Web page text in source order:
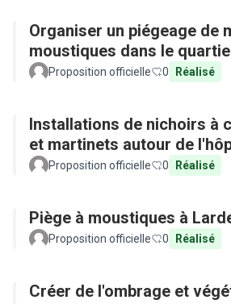
Organiser un piégeage de
moustiques dans le
Proposition officielle 0 Réalisé
Installations de nichoirs à
et martinets autour de
Proposition officielle 0 Réalisé
Piège à moustiques à
Proposition officielle 0 Réalisé
Créer de l'ombrage et